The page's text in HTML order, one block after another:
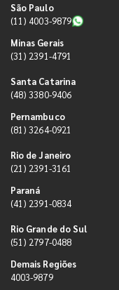
São Paulo
(11) 4003-9879
Minas Gerais
(31) 2391-4791
Santa Catarina
(48) 3380-9406
Pernambuco
(81) 3264-0921
Rio de Janeiro
(21) 2391-3161
Paraná
(41) 2391-0834
Rio Grande do Sul
(51) 2797-0488
Demais Regiões
4003-9879